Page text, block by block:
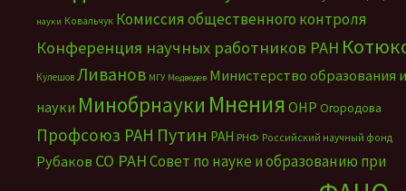
науки Ковальчук Комиссия общественного контроля
Конференция научных работников РАН
Кулешов Ливанов МГУ Медведев Министерство образования и
науки Минобрнауки Мнения ОНР Огородова
Профсоюз РАН Путин РАН РНФ Российский научный фонд
Рубаков СО РАНСовет по науке и образованию при